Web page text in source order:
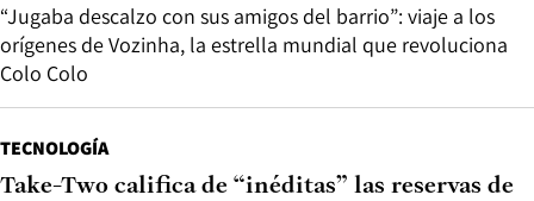
“Jugaba descalzo con sus amigos del barrio”: viaje a los
orígenes de Vozinha, la estrella mundial que revoluciona
Colo Colo
TECNOLOGÍA
Take-Two califica de “inéditas” las reservas de